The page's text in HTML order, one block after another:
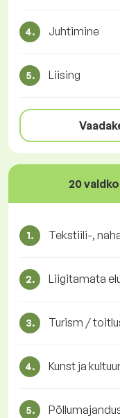
4. Juhtimine
5. Liising
20
1. Tekstiili-,
2. Liigitamata
3. Turism /
4. Kunst ja kultuur
5.